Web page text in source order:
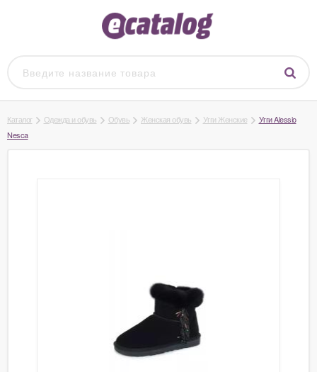
Каталог Одежда и обувь Обувь Женская обувь Угги Женские
Угги Alessio
Nesca